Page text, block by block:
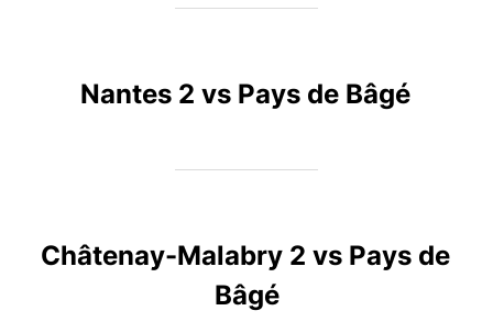
Nantes 2 vs Pays de Bâgé
Châtenay-Malabry 2 vs Pays de
Bâgé